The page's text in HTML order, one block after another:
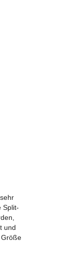
Split-
und
Größe